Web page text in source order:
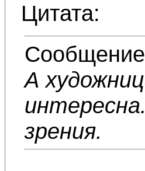
Цитата:
А
зрения.